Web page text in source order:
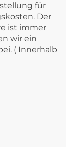
für
Der
ist immer
wir ein
( Innerhalb